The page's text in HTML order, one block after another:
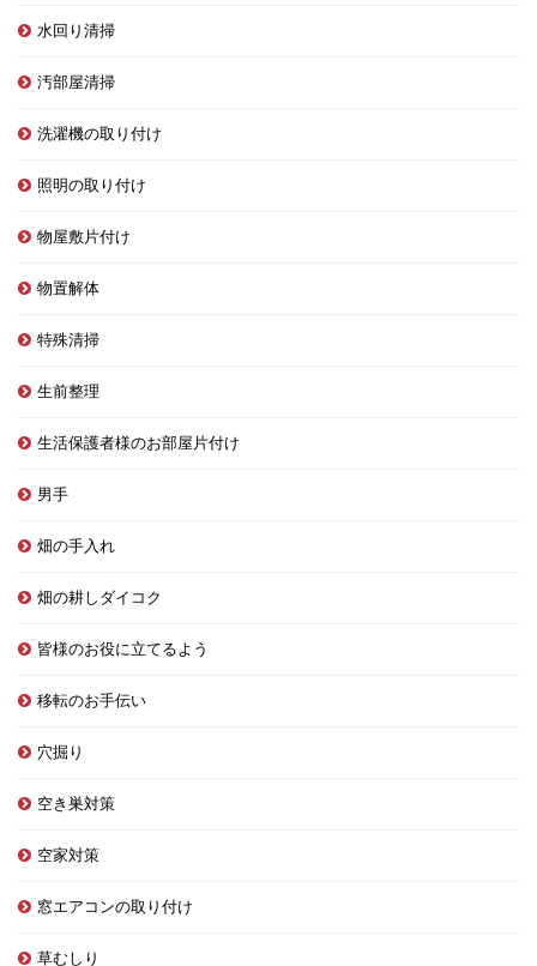
水回り清掃
汚部屋清掃
洗濯機の取り付け
照明の取り付け
物屋敷片付け
物置解体
特殊清掃
生前整理
生活保護者様のお部屋片付け
男手
畑の手入れ
畑の耕しダイコク
皆様のお役に立てるよう
移転のお手伝い
穴掘り
空き巣対策
空家対策
窓エアコンの取り付け
草むしり